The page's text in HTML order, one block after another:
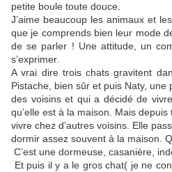
petite boule toute douce.
J’aime beaucoup les animaux et
que je comprends bien leur mode
de se parler ! Une attitude, un
s’exprimer.
A vrai dire trois chats gravitent
Pistache, bien sûr et puis Naty,
des voisins et qui a décidé de
qu’elle est à la maison. Mais
vivre chez d’autres voisins. Elle
dormir assez souvent à la maison.
C’est une dormeuse, casanière,
Et puis il y a le gros chat( je ne